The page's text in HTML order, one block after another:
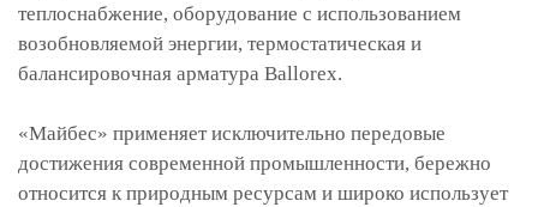
теплоснабжение, оборудование с использованием
возобновляемой энергии, термостатическая и
балансировочная арматура Ballorex.
«Майбес» применяет исключительно передовые
достижения современной промышленности, бережно
относится к природным ресурсам и широко использует